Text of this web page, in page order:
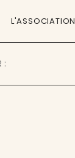
L'ASSOCIATION